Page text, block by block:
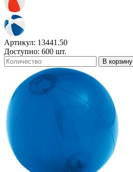
Артикул: 13441.50
Доступно: 600 шт.
В корзину